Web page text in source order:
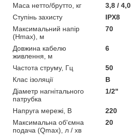
Маса нетто/брутто, кг
3,8 / 4,0
Ступінь захисту
IPX8
Максимальний напір
(Нmax), м
70
Довжина кабелю
живлення, м
6
Частота струму, Гц
50
Клас ізоляції
В
Діаметр нагнітального
патрубка
1/2"
Напруга мережі, В
220
Максимальна об'ємна
подача (Qmax), л / хв
20